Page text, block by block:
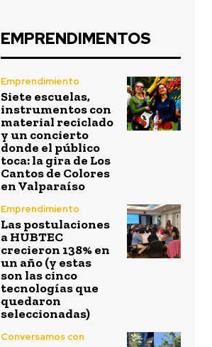
EMPRENDIMENTOS
Emprendimiento
Siete escuelas,
instrumentos con
material reciclado
y un concierto
donde el público
toca: la gira de Los
Cantos de Colores
en Valparaíso
Emprendimiento
Las postulaciones
a HUBTEC
crecieron 138% en
un año (y estas
son las cinco
tecnologías que
quedaron
seleccionadas)
Conversamos con